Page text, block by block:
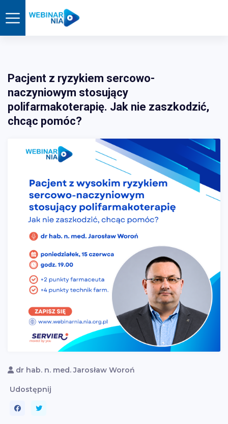
Pacjent z ryzykiem sercowo-
naczyniowym stosujący
polifarmakoterapię. Jak nie zaszkodzić,
chcąc pomóc?
dr hab. n. med. Jarosław Woroń
Udostępnij